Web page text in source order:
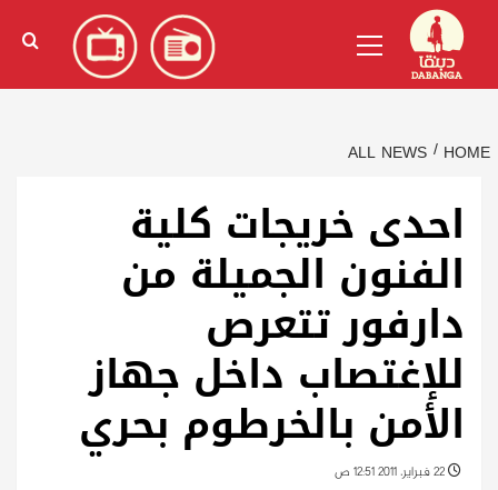
content
الإنجليزية)
Menu
HOME
ALL NEWS
احدى خريجات كلية
الفنون الجميلة من
دارفور تتعرص
للإغتصاب داخل جهاز
الأمن بالخرطوم بحري